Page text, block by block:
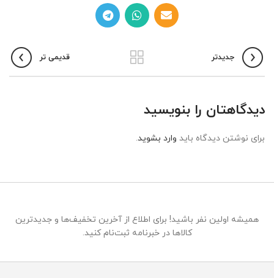
جدیدتر قدیمی تر
دیدگاهتان را بنویسید
برای نوشتن دیدگاه باید وارد بشوید.
همیشه اولین نفر باشید! برای اطلاع از آخرین تخفیف‌ها و جدیدترین
کالاها در خبرنامه ثبت‌نام کنید.